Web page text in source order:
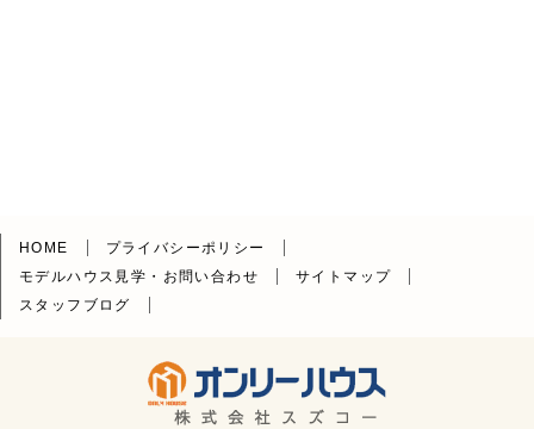
HOME
プライバシーポリシー
モデルハウス見学・お問い合わせ
サイトマップ
スタッフブログ